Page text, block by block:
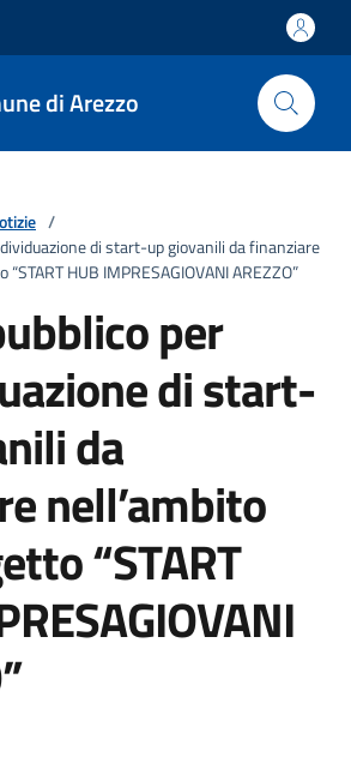
di Arezzo
/
di start-up giovanili da finanziare
HUB IMPRESAGIOVANI AREZZO”
per
di start-
da
nell’ambito
“START
notizia